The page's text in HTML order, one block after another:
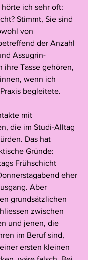
ich sehr oft:
Stimmt, Sie sind
von
der Anzahl
Assugrin-
ihre Tasse gehören,
wenn ich
begleitete.
mit
die im Studi-Alltag
Das hat
Gründe:
Frühschicht
eher
Aber
grundsätzlichen
zwischen
und jenen, die
im Beruf sind,
ersten kleinen